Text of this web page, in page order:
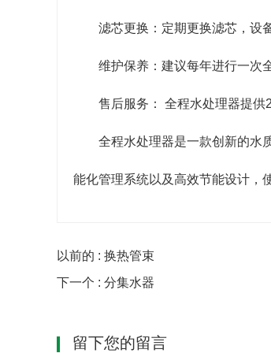
滤芯更换：定期更换滤芯，设
维护保养：建议每年进行一次
售后服务： 全程水处理器提供
全程水处理器是一款创新的水
能化管理系统以及高效节能设计，
以前的 : 换热管束
下一个 : 分集水器
留下您的留言